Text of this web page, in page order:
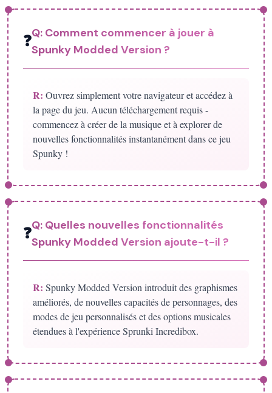
❓Q: Comment commencer à jouer à
Spunky Modded Version ?
R: Ouvrez simplement votre navigateur et accédez à
la page du jeu. Aucun téléchargement requis -
commencez à créer de la musique et à explorer de
nouvelles fonctionnalités instantanément dans ce jeu
Spunky !
❓Q: Quelles nouvelles fonctionnalités
Spunky Modded Version ajoute-t-il ?
R: Spunky Modded Version introduit des graphismes
améliorés, de nouvelles capacités de personnages, des
modes de jeu personnalisés et des options musicales
étendues à l'expérience Sprunki Incredibox.